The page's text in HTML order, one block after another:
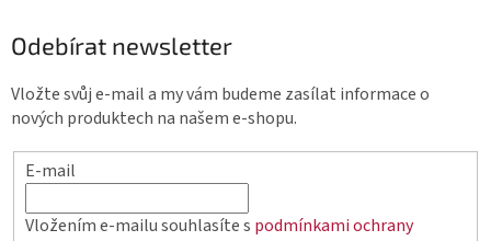
Odebírat newsletter
Vložte svůj e-mail a my vám budeme zasílat informace o
nových produktech na našem e-shopu.
E-mail
Vložením e-mailu souhlasíte s podmínkami ochrany